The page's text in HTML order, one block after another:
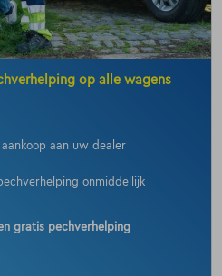
op alle wagens
aan uw dealer
onmiddellijk
gratis pechverhelping